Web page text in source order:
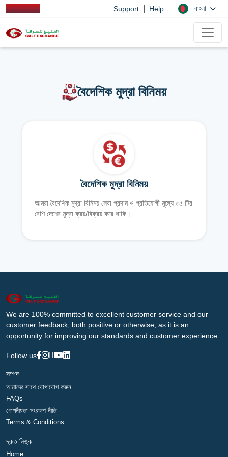
Support Help বাংলা
বৈদেশিক মুদ্রা বিনিময়
বৈদেশিক মুদ্রা বিনিময়
আমরা বৈদেশিক মুদ্রা বিনিময় সেবা প্রদান ও প্রতিযোগী মূল্যে ৩৫ টির
বেশি দেশের মুদ্রা ক্রয়/বিক্রয় করে থাকি।
We are 100% committed to excellent customer service and our
customer feedback, both positive or otherwise, as it is an
opportunity for improving our standards and customer experience.
Follow us
সম্পদ
আমাদের সাথে যোগাযোগ করুন
FAQs
গোপনীয়তা সংরক্ষণ নীতি
Terms & Conditions
দ্রুত লিঙ্ক
Home